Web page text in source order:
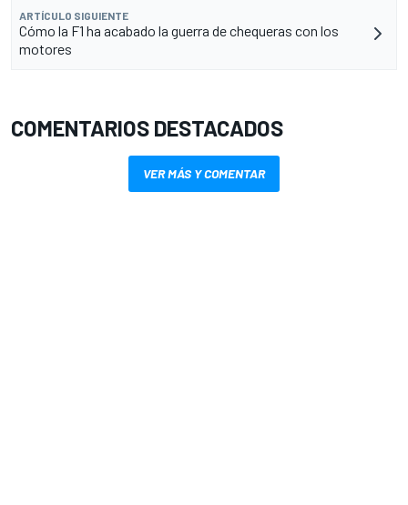
ARTÍCULO SIGUIENTE
Cómo la F1 ha acabado la guerra de chequeras con los
motores
COMENTARIOS DESTACADOS
VER MÁS Y COMENTAR